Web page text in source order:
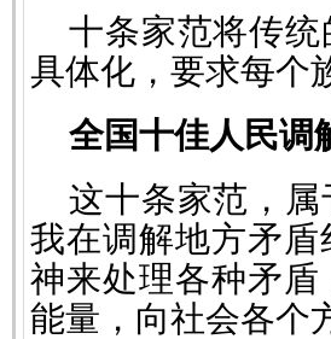
十条家范将传
具体化，要求每个
全国十佳人民调
这十条家范，
我在调解地方矛
神来处理各种矛
能量，向社会各个